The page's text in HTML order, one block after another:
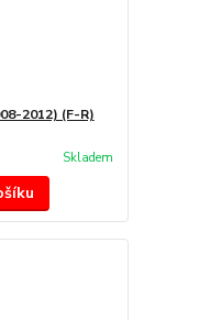
2012) (F-R)
Skladem